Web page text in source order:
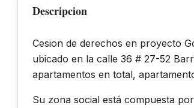
Descripcion
Cesion de derechos en proyecto
ubicado en la calle 36 # 27-52
apartamentos en total,
Su zona social está compuesta